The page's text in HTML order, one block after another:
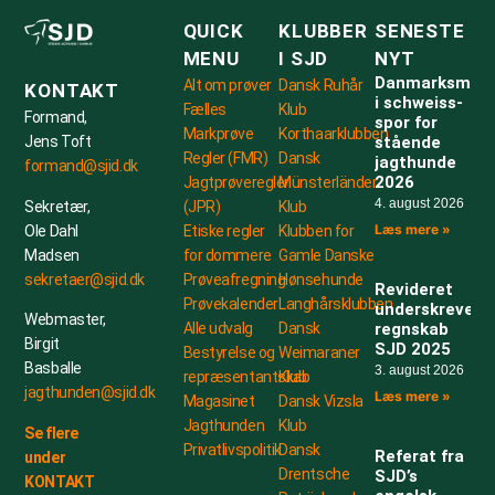
KONTAKT
Formand,
Jens Toft
formand@sjid.dk
Sekretær,
Ole Dahl
Madsen
sekretaer@sjid.dk
Webmaster,
Birgit
Basballe
jagthunden@sjid.dk
Se flere
under
KONTAKT
QUICK
MENU
Alt om prøver
Fælles
Markprøve
Regler (FMR)
Jagtprøveregler
(JPR)
Etiske regler
for dommere
Prøveafregning
Prøvekalender
Alle udvalg
Bestyrelse og
repræsentantskab
Magasinet
Jagthunden
Privatlivspolitik
KLUBBER
I SJD
Dansk Ruhår
Klub
Korthaarklubben
Dansk
Münsterländer
Klub
Klubben for
Gamle Danske
Hønsehunde
Langhårsklubben
Dansk
Weimaraner
Klub
Dansk Vizsla
Klub
Dansk
Drentsche
SENESTE
NYT
i schweiss-
spor for
stående
jagthunde
2026
4. august 2026
Læs mere »
Revideret
underskrevet
regnskab
SJD 2025
3. august 2026
Læs mere »
Referat fra
SJD’s